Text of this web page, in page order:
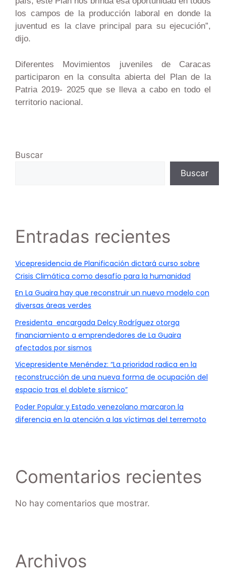
los campos de la producción laboral en donde la
juventud es la clave principal para su ejecución”,
dijo.
Diferentes Movimientos juveniles de Caracas
participaron en la consulta abierta del Plan de la
Patria 2019- 2025 que se lleva a cabo en todo el
territorio nacional.
Buscar
Buscar
Entradas recientes
Vicepresidencia de Planificación dictará curso sobre
Crisis Climática como desafío para la humanidad
En La Guaira hay que reconstruir un nuevo modelo con
diversas áreas verdes
Presidenta encargada Delcy Rodríguez otorga
financiamiento a emprendedores de La Guaira
afectados por sismos
Vicepresidente Menéndez: “La prioridad radica en la
reconstrucción de una nueva forma de ocupación del
espacio tras el doblete sísmico”
Poder Popular y Estado venezolano marcaron la
diferencia en la atención a las víctimas del terremoto
Comentarios recientes
No hay comentarios que mostrar.
Archivos